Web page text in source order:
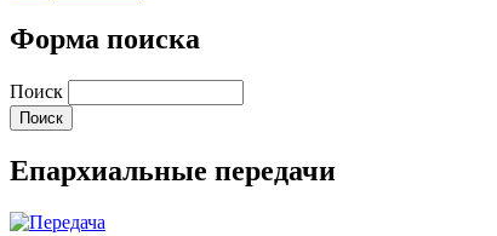
Форма поиска
Поиск
Епархиальные передачи